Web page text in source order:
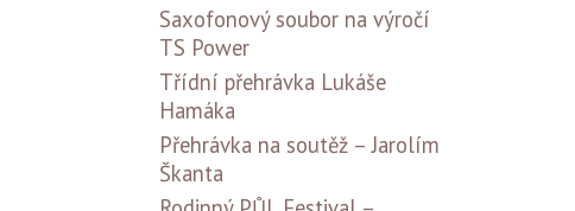
Saxofonový soubor na výročí
TS Power
Třídní přehrávka Lukáše
Hamáka
Přehrávka na soutěž – Jarolím
Škanta